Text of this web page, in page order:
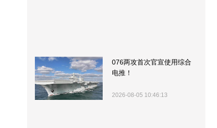
076两攻首次官宣使用综合
电推！
2026-08-05 10:46:13